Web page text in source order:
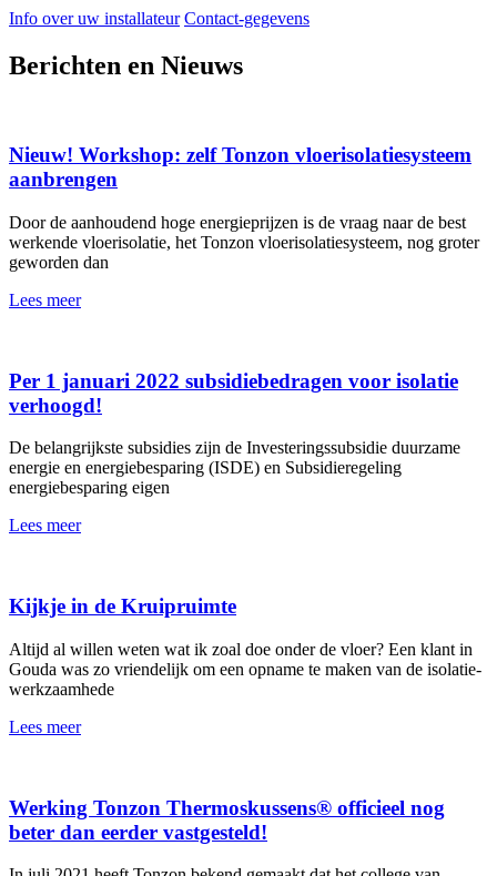
Info over uw installateur Contact-gegevens
Berichten en Nieuws
Nieuw! Workshop: zelf Tonzon vloerisolatiesysteem
aanbrengen
Door de aanhoudend hoge energieprijzen is de vraag naar de best
werkende vloerisolatie, het Tonzon vloerisolatiesysteem, nog groter
geworden dan
Lees meer
Per 1 januari 2022 subsidiebedragen voor isolatie
verhoogd!
De belangrijkste subsidies zijn de Investeringssubsidie duurzame
energie en energiebesparing (ISDE) en Subsidieregeling
energiebesparing eigen
Lees meer
Kijkje in de Kruipruimte
Altijd al willen weten wat ik zoal doe onder de vloer? Een klant in
Gouda was zo vriendelijk om een opname te maken van de isolatie-
werkzaamhede
Lees meer
Werking Tonzon Thermoskussens® officieel nog
beter dan eerder vastgesteld!